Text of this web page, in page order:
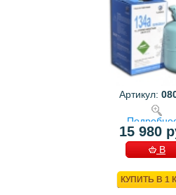
Артикул:
15 980
В
КУПИТЬ В 1